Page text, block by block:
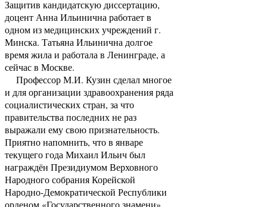
Защитив кандидатскую диссертацию,
доцент Анна Ильинична работает в
одном из медицинских учреждений г.
Минска. Татьяна Ильинична долгое
время жила и работала в Ленинграде, а
сейчас в Москве.
Профессор М.И. Кузин сделал многое
и для организации здравоохранения ряда
социалистических стран, за что
правительства последних не раз
выражали ему свою признательность.
Приятно напомнить, что в январе
текущего года Михаил Ильич был
награждён Президиумом Верховного
Народного собрания Корейской
Народно-Демократической Республики
орденом «Государственного знамени»